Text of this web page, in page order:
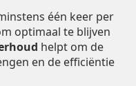
één keer per
optimaal te blijven
helpt om de
en de efficiëntie